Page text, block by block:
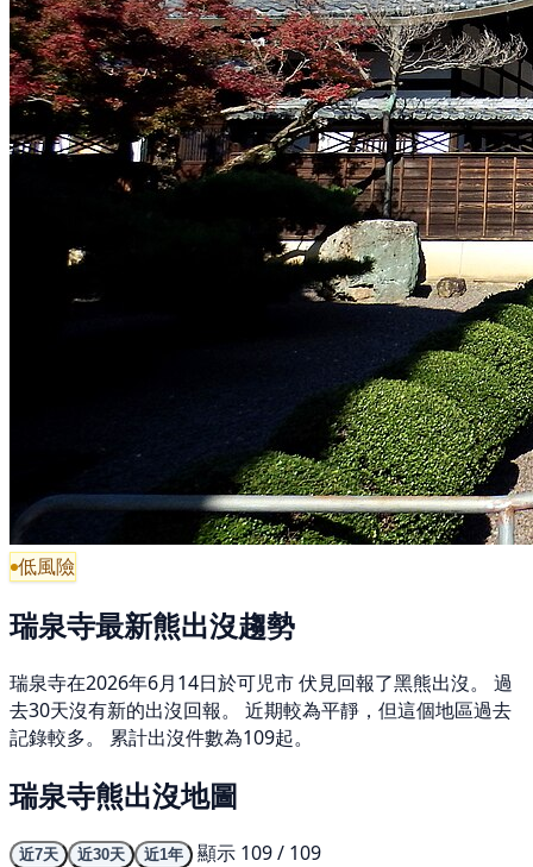
低風險
瑞泉寺最新熊出沒趨勢
瑞泉寺在2026年6月14日於可児市 伏見回報了黑熊出沒。 過
去30天沒有新的出沒回報。 近期較為平靜，但這個地區過去
記錄較多。 累計出沒件數為109起。
瑞泉寺熊出沒地圖
近7天 近30天 近1年
顯示 109 / 109